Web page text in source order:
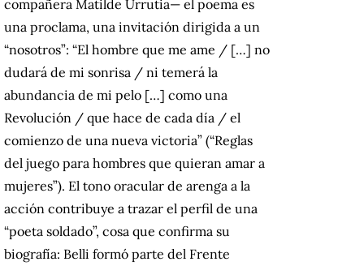
compañera Matilde Urrutia— el poema es
una proclama, una invitación dirigida a un
“nosotros”: “El hombre que me ame / […] no
dudará de mi sonrisa / ni temerá la
abundancia de mi pelo […] como una
Revolución / que hace de cada día / el
comienzo de una nueva victoria” (“Reglas
del juego para hombres que quieran amar a
mujeres”). El tono oracular de arenga a la
acción contribuye a trazar el perfil de una
“poeta soldado”, cosa que confirma su
biografía: Belli formó parte del Frente